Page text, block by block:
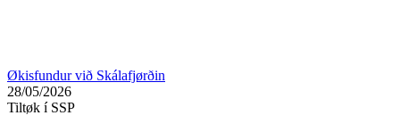
Økisfundur við Skálafjørðin
28/05/2026
Tiltøk í SSP